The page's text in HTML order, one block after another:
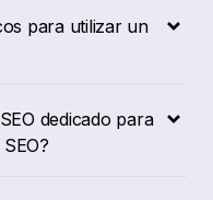
para utilizar un
dedicado para